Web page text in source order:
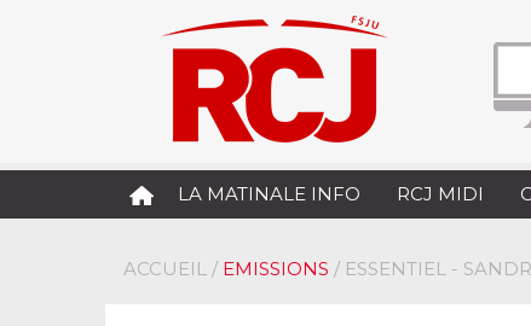
LA MATINALE INFO RCJ MIDI
ACCUEIL / EMISSIONS / ESSENTIEL -